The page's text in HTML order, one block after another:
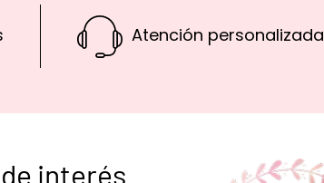
Atención personalizada
interés